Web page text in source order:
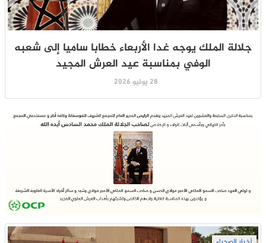
جلالة الملك يوجه غدا الأربعاء خطابا ساميا إلى شعبه
الوفي بمناسبة عيد العرش المجيد
28 يوليو 2026